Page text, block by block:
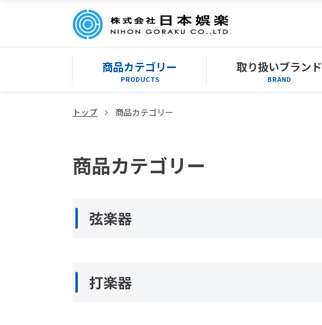
商品カテゴリー
PRODUCTS
取り扱いブランド
BRAND
トップ 商品カテゴリー
商品カテゴリー
弦楽器
打楽器